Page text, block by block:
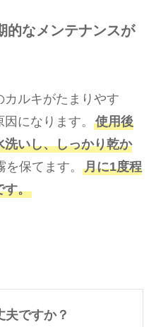
的なメンテナンスが
カルキがたまりやす
になります。
使用後
いし、しっかり乾か
保てます。 月に1度程
す。
夫ですか？